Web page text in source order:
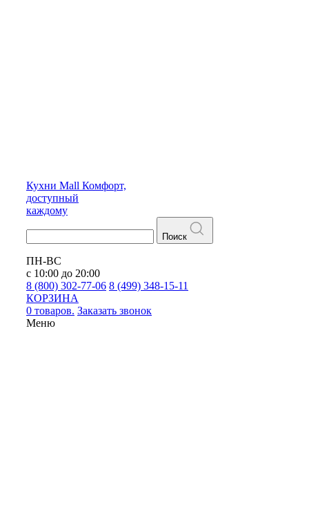
Кухни Mall Комфорт,
доступный
каждому
Поиск
ПН-ВС
с 10:00 до 20:00
8 (800) 302-77-06 8 (499) 348-15-11
КОРЗИНА
0 товаров. Заказать звонок
Меню